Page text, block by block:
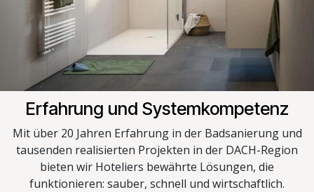
Erfahrung und Systemkompetenz
Mit über 20 Jahren Erfahrung in der Badsanierung und
tausenden realisierten Projekten in der DACH-Region
bieten wir Hoteliers bewährte Lösungen, die
funktionieren: sauber, schnell und wirtschaftlich.